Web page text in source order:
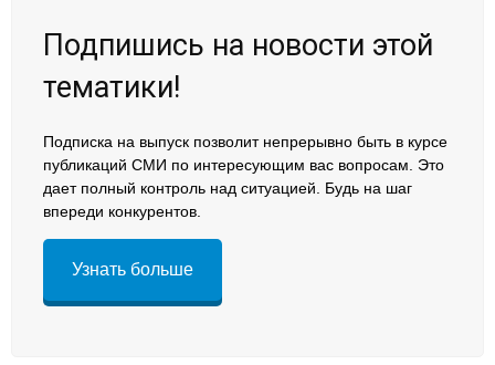
Подпишись на новости этой
тематики!
Подписка на выпуск позволит непрерывно быть в курсе
публикаций СМИ по интересующим вас вопросам. Это
дает полный контроль над ситуацией. Будь на шаг
впереди конкурентов.
Узнать больше